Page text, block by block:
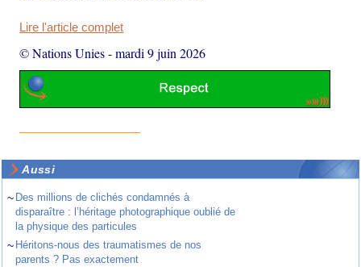
Lire l'article complet
© Nations Unies-mardi 9 juin 2026
Aussi
~ Des millions de clichés condamnés à
disparaître : l’héritage photographique oublié de
la physique des particules
~ Héritons-nous des traumatismes de nos
parents ? Pas exactement